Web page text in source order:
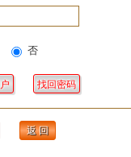
否